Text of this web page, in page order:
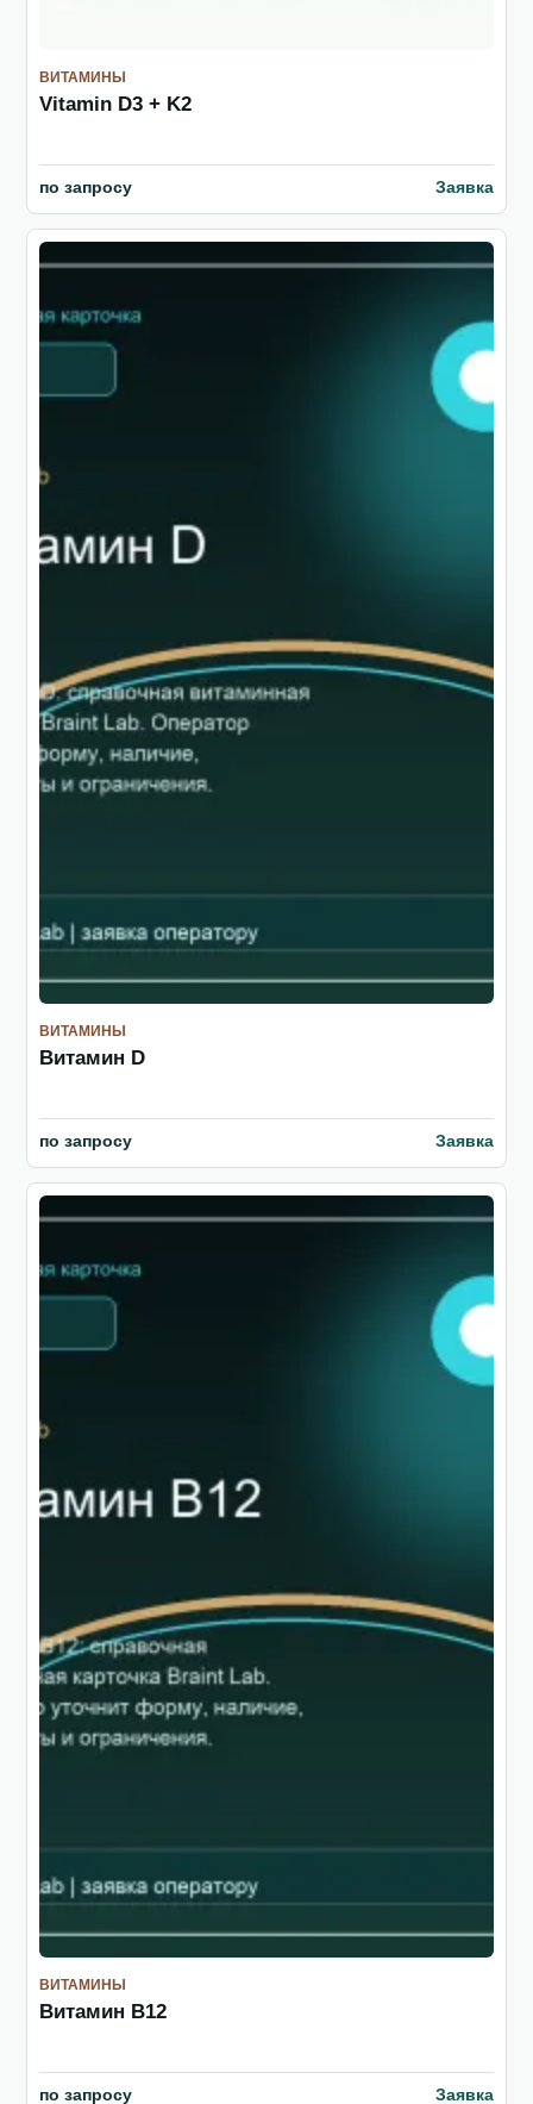
ВИТАМИНЫ
Vitamin D3 + K2
по запросу Заявка
ВИТАМИНЫ
Витамин D
по запросу Заявка
ВИТАМИНЫ
Витамин B12
по запросу Заявка